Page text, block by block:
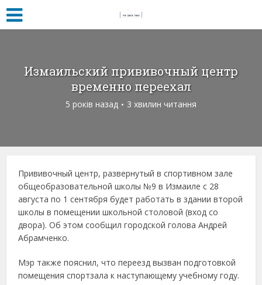
Измаильский прививочный центр
временно переехал
5 років назад 3 хвилин читання
Прививочный центр, развернутый в спортивном зале
общеобразовательной школы №9 в Измаиле с 28
августа по 1 сентября будет работать в здании второй
школы в помещении школьной столовой (вход со
двора). Об этом сообщил городской голова Андрей
Абрамченко.
Мэр также пояснил, что переезд вызван подготовкой
помещения спортзала к наступающему учебному году.